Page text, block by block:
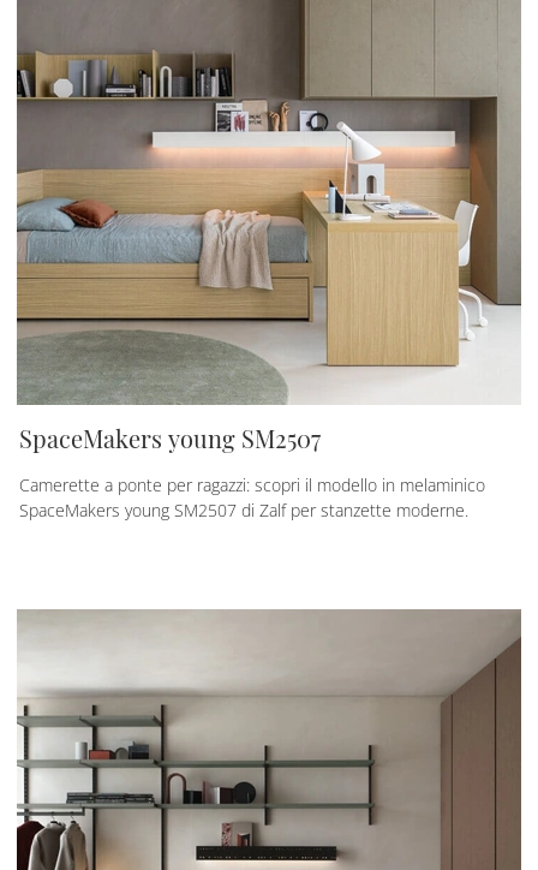
SpaceMakers young SM2507
Camerette a ponte per ragazzi: scopri il modello in melaminico
SpaceMakers young SM2507 di Zalf per stanzette moderne.